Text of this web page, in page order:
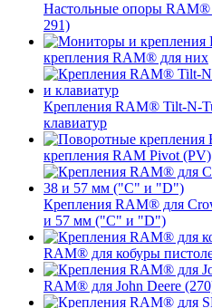
Настольные опоры RAM®
291)
крепления RAM® для них
Крепления RAM® Tilt-N-
клавиатур
крепления RAM Pivot (PV)
Крепления RAM® для
и 57 мм ("C" и "D")
RAM® для кобуры
RAM® для John Deere